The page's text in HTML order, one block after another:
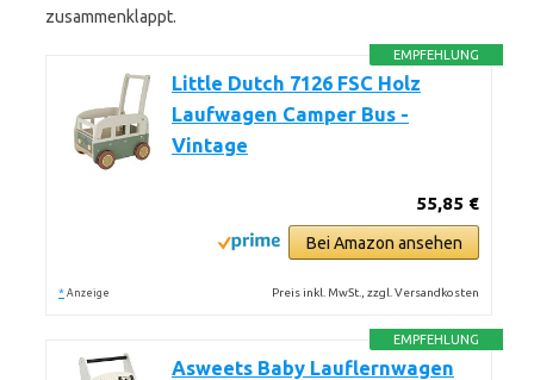
zusammenklappt.
EMPFEHLUNG
Little Dutch 7126 FSC Holz
Laufwagen Camper Bus -
Vintage
55,85 €
Bei Amazon ansehen
* Anzeige Preis inkl. MwSt., zzgl. Versandkosten
EMPFEHLUNG
Asweets Baby Lauflernwagen